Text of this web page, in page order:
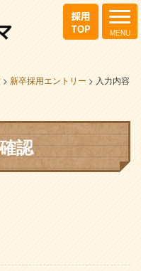
> 新卒採用エントリー > 入力内容
認